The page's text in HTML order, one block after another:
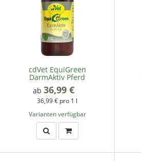
cdVet EquiGreen
DarmAktiv Pferd
ab 36,99 €
36,99 € pro 1 l
Varianten verfügbar